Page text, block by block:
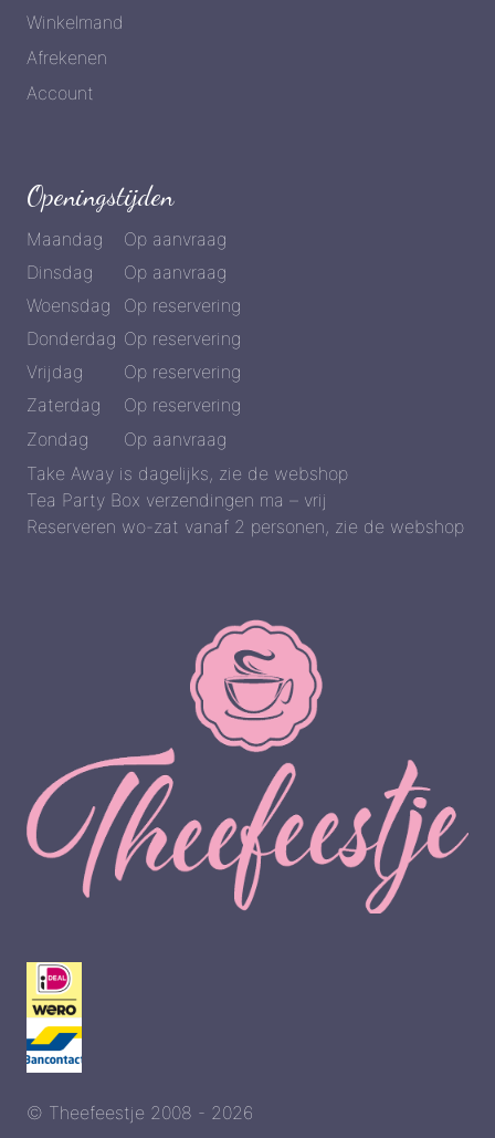
Winkelmand
Afrekenen
Account
Openingstijden
Maandag
Op aanvraag
Dinsdag
Op aanvraag
Woensdag
Op reservering
Donderdag Op reservering
Vrijdag
Op reservering
Zaterdag
Op reservering
Zondag
Op aanvraag
Take Away is dagelijks, zie de webshop
Tea Party Box verzendingen ma – vrij
Reserveren wo-zat vanaf 2 personen, zie de webshop
© Theefeestje 2008 - 2026